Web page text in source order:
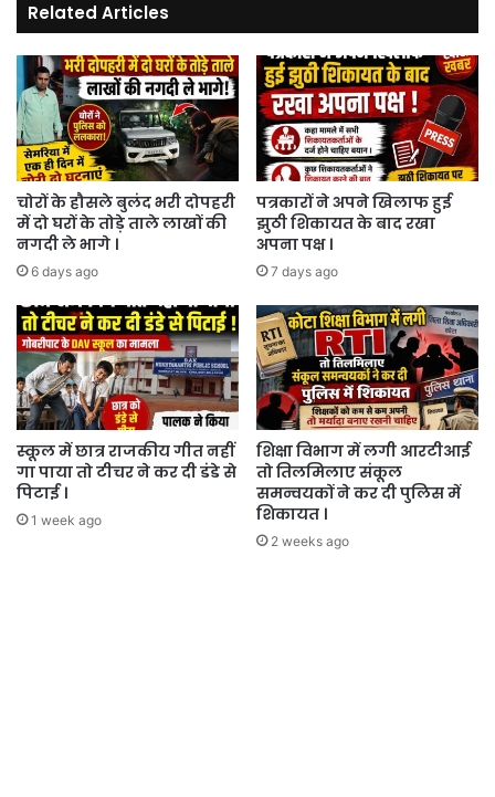
Related Articles
चोरों के हौसले बुलंद भरी दोपहरी
में दो घरों के तोड़े ताले लाखों की
नगदी ले भागे ।
6 days ago
पत्रकारों ने अपने खिलाफ हुई
झुठी शिकायत के बाद रखा
अपना पक्ष ।
7 days ago
स्कूल में छात्र राजकीय गीत नहीं
गा पाया तो टीचर ने कर दी डंडे से
पिटाई ।
1 week ago
शिक्षा विभाग में लगी आरटीआई
तो तिलमिलाए संकूल
समन्वयकों ने कर दी पुलिस में
शिकायत ।
2 weeks ago